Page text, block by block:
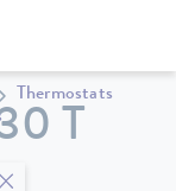
Thermostats
T